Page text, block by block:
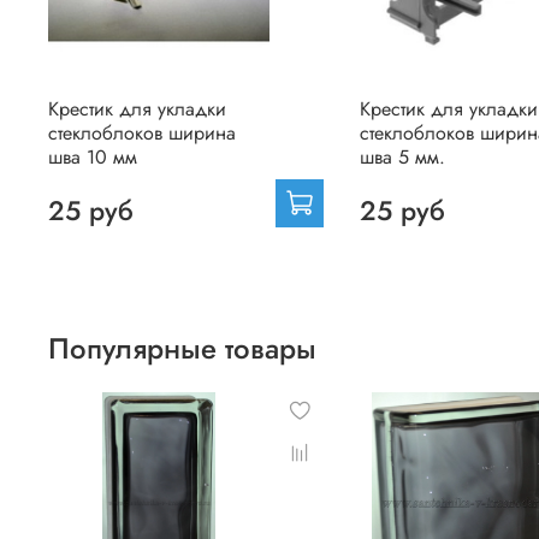
Крестик для укладки
стеклоблоков ширина
шва 10 мм
25 руб
Крестик для укладки
стеклоблоков
шва 5 мм.
25 руб
Популярные товары